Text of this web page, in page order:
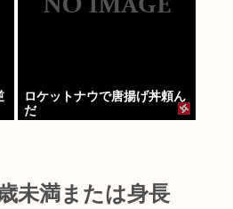
ロケットナウで唐揚げ丼頼ん
だ
未満または身長